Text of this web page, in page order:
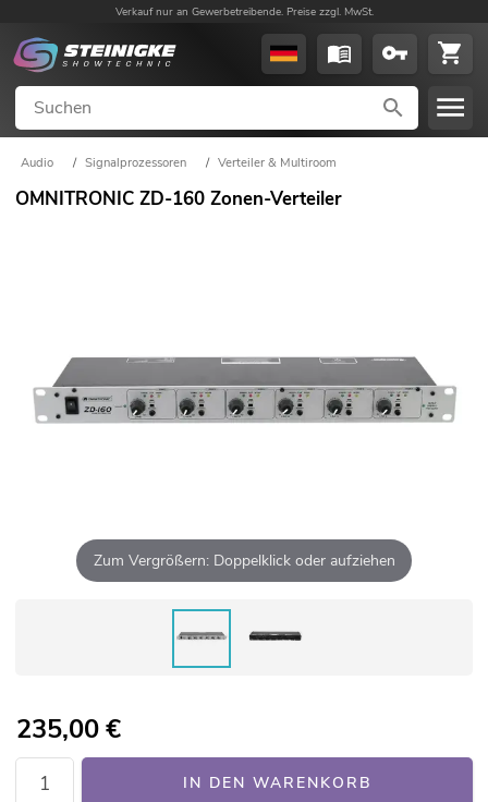
Verkauf nur an Gewerbetreibende. Preise zzgl. MwSt.
Audio / Signalprozessoren / Verteiler & Multiroom
OMNITRONIC ZD-160 Zonen-Verteiler
Zum Vergrößern: Doppelklick oder aufziehen
235,00€
IN DEN WARENKORB